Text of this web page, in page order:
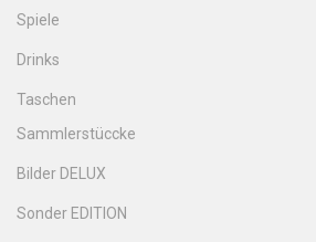
Spiele
Drinks
Taschen
Sammlerstüccke
Bilder DELUX
Sonder EDITION